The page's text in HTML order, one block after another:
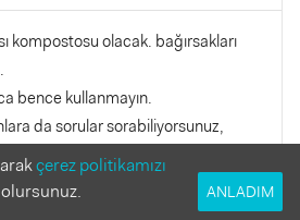
kompostosu olacak. bağırsakları
bence kullanmayın.
da sorular sorabiliyorsunuz,
destek alın bir de...
YANITLA
çerez politikamızı
ANLADIM